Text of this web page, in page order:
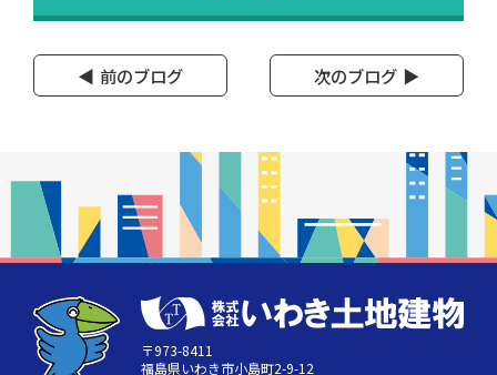
前のブログ 次のブログ
〒973-8411
福島県いわき市小島町2-9-12